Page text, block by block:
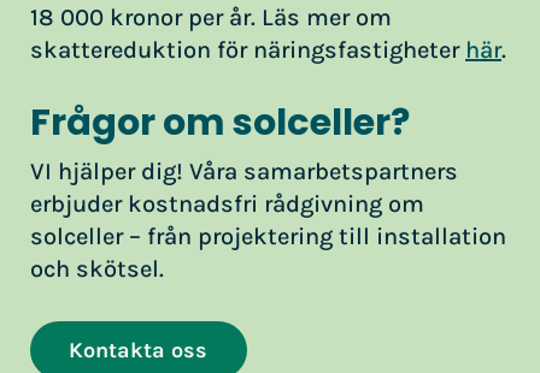
18 000 kronor per år. Läs mer om
skattereduktion för näringsfastigheter här.
Frågor om solceller?
VI hjälper dig! Våra samarbetspartners
erbjuder kostnadsfri rådgivning om
solceller – från projektering till installation
och skötsel.
Kontakta oss